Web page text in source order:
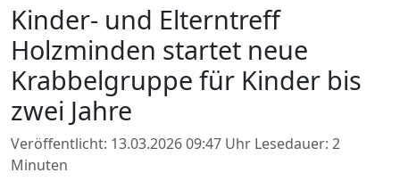
Kinder- und Elterntreff
Holzminden startet neue
Krabbelgruppe für Kinder bis
zwei Jahre
Veröffentlicht: 13.03.2026 09:47 Uhr Lesedauer: 2
Minuten